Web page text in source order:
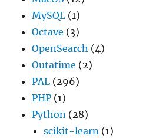
MySQL (1)
Octave (3)
OpenSearch (4)
Outatime (2)
PAL (296)
PHP (1)
Python (28)
scikit-learn (1)